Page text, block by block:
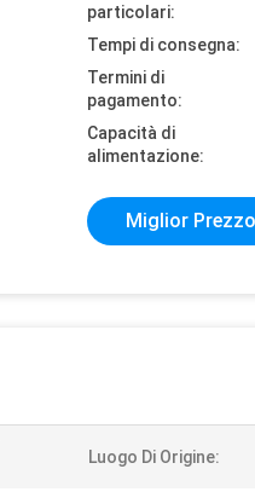
particolari:
Tempi di consegna:
Termini di
pagamento:
Capacità di
alimentazione:
Miglior Prezzo
Luogo Di Origine: